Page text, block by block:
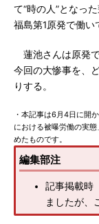
て“時の人”となっ
福島第1原発で働い
蓮池さんは原発
今回の大惨事を、
りする。
・本記事は6月4日に開
における被曝労働の実
めたものです。
編集部注
記事掲載時
ましたが、